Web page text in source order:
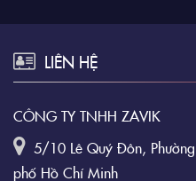
LIÊN HỆ
CÔNG TY TNHH ZAVIK
5/10 Lê Quý Đôn,
phố Hồ Chí Minh